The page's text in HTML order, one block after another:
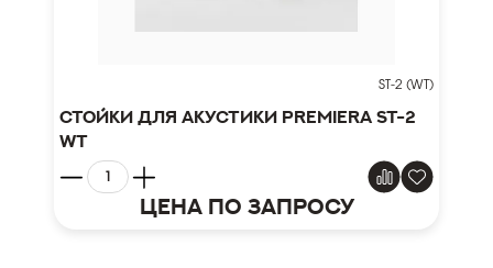
ST-2 (WT)
Стойки для акустики PREMIERA ST-2
WT
Цена по запросу